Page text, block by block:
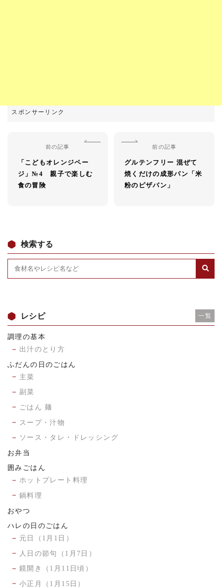
前の記事
「こどもオレンジペー
ジ」№4 親子で楽しむ
食の冒険
前の記事
グルテンフリー 混ぜて
焼くだけの成形パン「米
粉のピザパン」
検索する
レシピ 一覧
調理の基本
出汁のとり方
ふだんの日のごはん
主菜
副菜
ごはん 麺
スープ・汁物
ソース・タレ・ドレッシング
お弁当
囲みごはん
ホットプレート料理
鍋料理
おやつ
ハレの日のごはん
元日（1月1日）
人日の節句（1月7日）
鏡開き（1月11日頃）
小正月（1月15日）